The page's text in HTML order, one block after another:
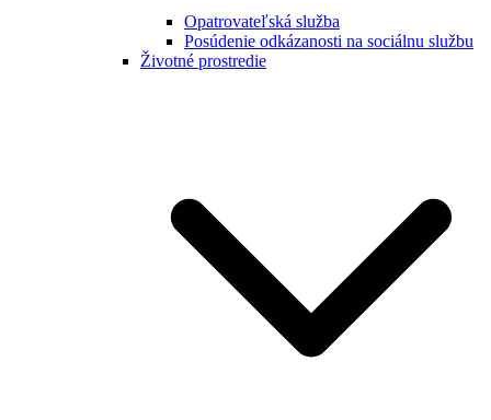
Opatrovateľská služba
Posúdenie odkázanosti na sociálnu službu
Životné prostredie